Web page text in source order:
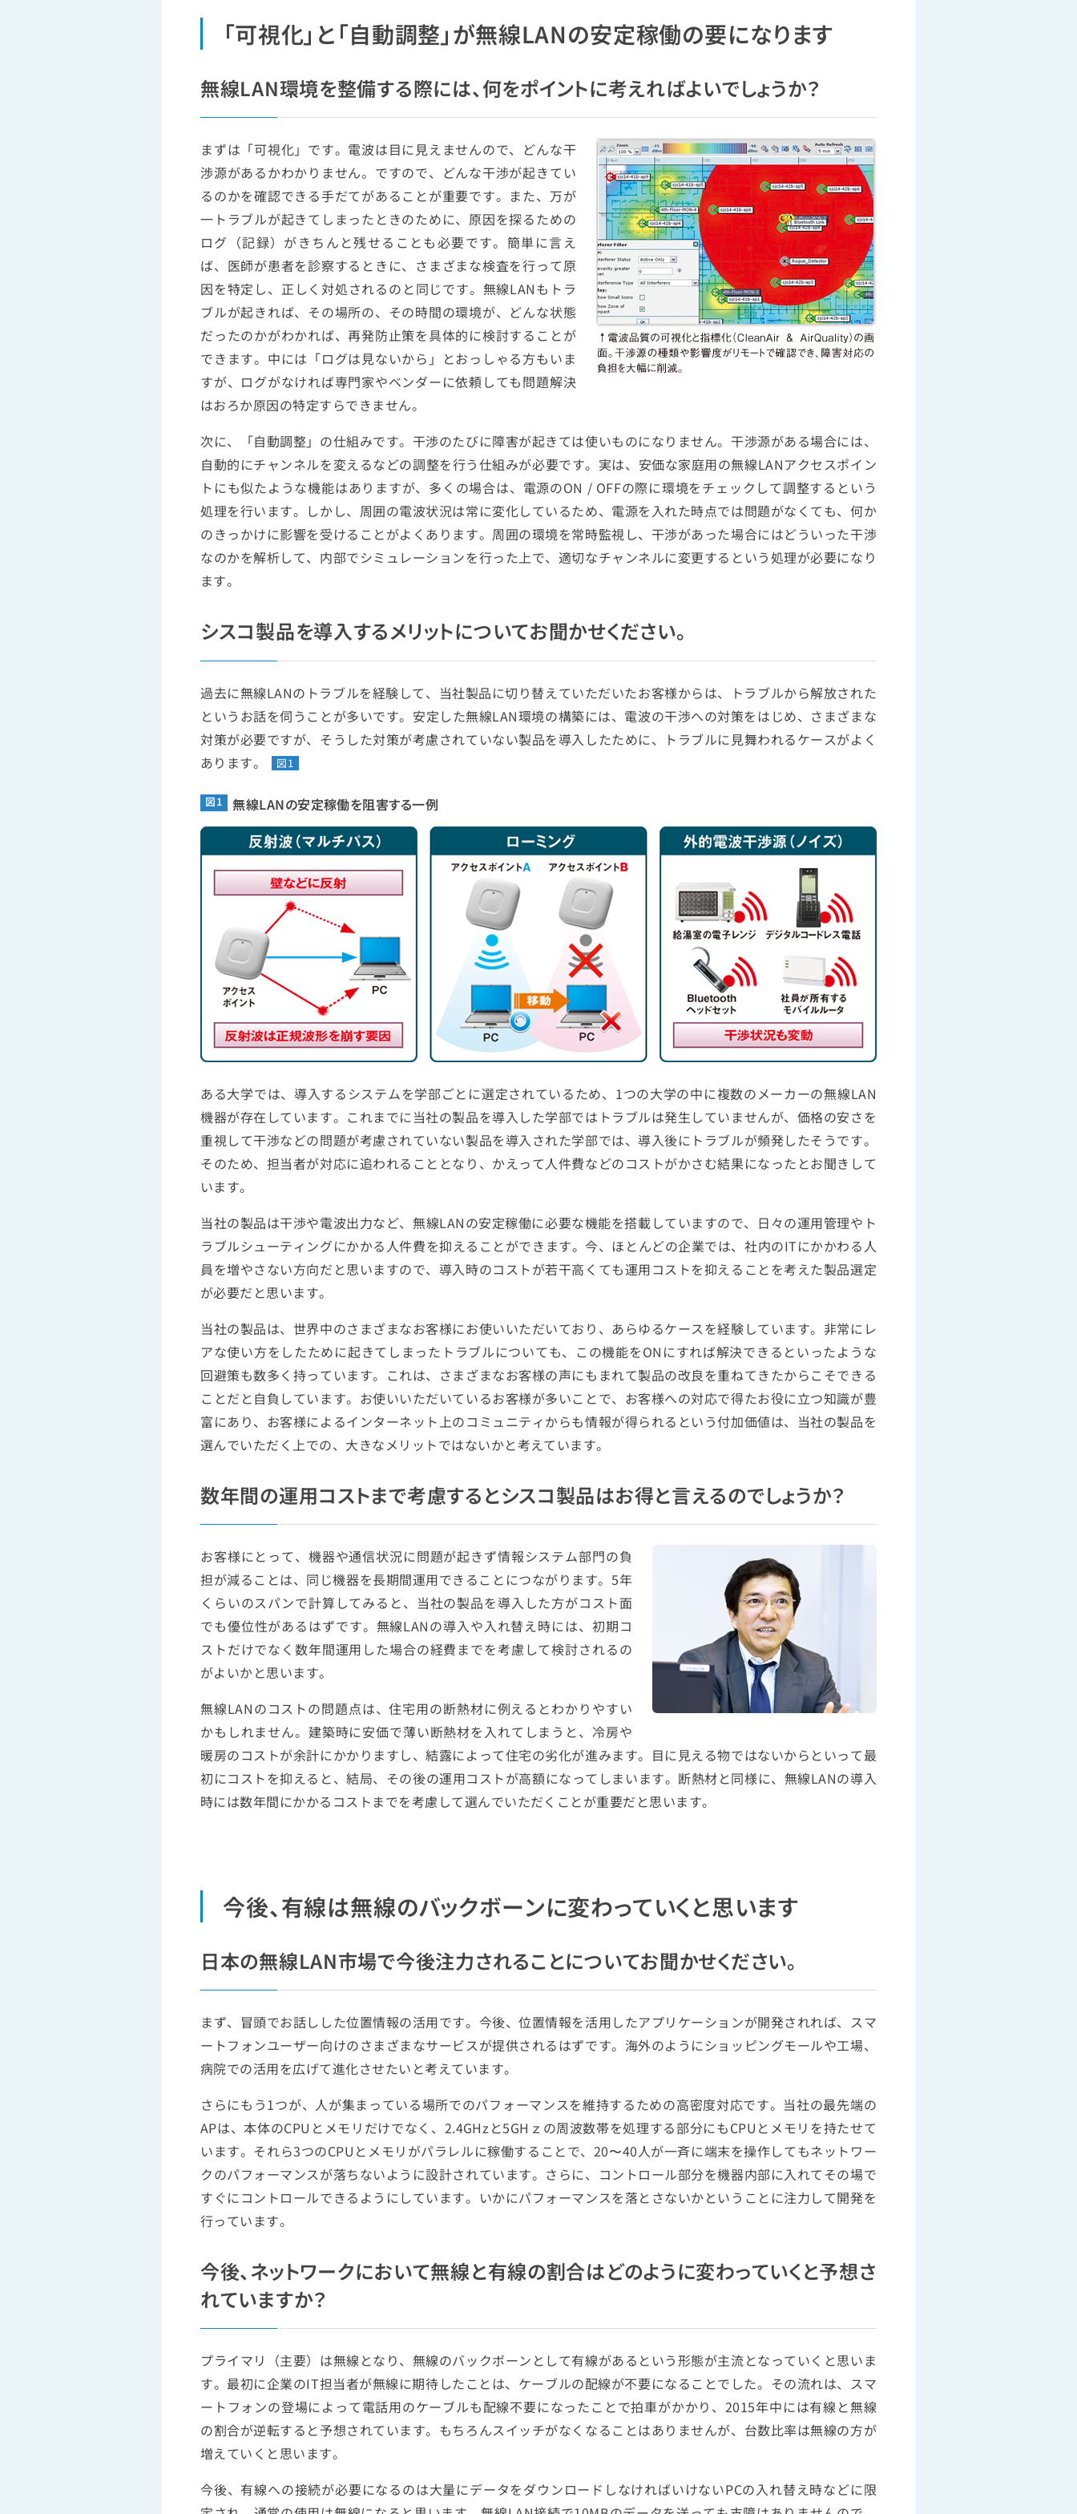
「可視化」と「自動調整」が無線LANの安定稼働の要になります
無線LAN環境を整備する際には、何をポイントに考えればよいでしょうか？
まずは「可視化」です。電波は目に見えませんので、どんな干
渉源があるかわかりません。ですので、どんな干渉が起きてい
るのかを確認できる手だてがあることが重要です。また、万が
一トラブルが起きてしまったときのために、原因を探るための
ログ（記録）がきちんと残せることも必要です。簡単に言え
ば、医師が患者を診察するときに、さまざまな検査を行って原
因を特定し、正しく対処されるのと同じです。無線LANもトラ
ブルが起きれば、その場所の、その時間の環境が、どんな状態
だったのかがわかれば、再発防止策を具体的に検討することが
できます。中には「ログは見ないから」とおっしゃる方もいま
すが、ログがなければ専門家やベンダーに依頼しても問題解決
はおろか原因の特定すらできません。
次に、「自動調整」の仕組みです。干渉のたびに障害が起きては使いものになりません。干渉源がある場合には、
自動的にチャンネルを変えるなどの調整を行う仕組みが必要です。実は、安価な家庭用の無線LANアクセスポイン
トにも似たような機能はありますが、多くの場合は、電源のON / OFFの際に環境をチェックして調整するという
処理を行います。しかし、周囲の電波状況は常に変化しているため、電源を入れた時点では問題がなくても、何か
のきっかけに影響を受けることがよくあります。周囲の環境を常時監視し、干渉があった場合にはどういった干渉
なのかを解析して、内部でシミュレーションを行った上で、適切なチャンネルに変更するという処理が必要になり
ます。
シスコ製品を導入するメリットについてお聞かせください。
過去に無線LANのトラブルを経験して、当社製品に切り替えていただいたお客様からは、トラブルから解放された
というお話を伺うことが多いです。安定した無線LAN環境の構築には、電波の干渉への対策をはじめ、さまざまな
対策が必要ですが、そうした対策が考慮されていない製品を導入したために、トラブルに見舞われるケースがよく
あります。
図1
図1 無線LANの安定稼働を阻害する一例
ある大学では、導入するシステムを学部ごとに選定されているため、1つの大学の中に複数のメーカーの無線LAN
機器が存在しています。これまでに当社の製品を導入した学部ではトラブルは発生していませんが、価格の安さを
重視して干渉などの問題が考慮されていない製品を導入された学部では、導入後にトラブルが頻発したそうです。
そのため、担当者が対応に追われることとなり、かえって人件費などのコストがかさむ結果になったとお聞きして
います。
当社の製品は干渉や電波出力など、無線LANの安定稼働に必要な機能を搭載していますので、日々の運用管理やト
ラブルシューティングにかかる人件費を抑えることができます。今、ほとんどの企業では、社内のITにかかわる人
員を増やさない方向だと思いますので、導入時のコストが若干高くても運用コストを抑えることを考えた製品選定
が必要だと思います。
当社の製品は、世界中のさまざまなお客様にお使いいただいており、あらゆるケースを経験しています。非常にレ
アな使い方をしたために起きてしまったトラブルについても、この機能をONにすれば解決できるといったような
回避策も数多く持っています。これは、さまざまなお客様の声にもまれて製品の改良を重ねてきたからこそできる
ことだと自負しています。お使いいただいているお客様が多いことで、お客様への対応で得たお役に立つ知識が豊
富にあり、お客様によるインターネット上のコミュニティからも情報が得られるという付加価値は、当社の製品を
選んでいただく上での、大きなメリットではないかと考えています。
数年間の運用コストまで考慮するとシスコ製品はお得と言えるのでしょうか？
お客様にとって、機器や通信状況に問題が起きず情報システム部門の負
担が減ることは、同じ機器を長期間運用できることにつながります。5年
くらいのスパンで計算してみると、当社の製品を導入した方がコスト面
でも優位性があるはずです。無線LANの導入や入れ替え時には、初期コ
ストだけでなく数年間運用した場合の経費までを考慮して検討されるの
がよいかと思います。
無線LANのコストの問題点は、住宅用の断熱材に例えるとわかりやすい
かもしれません。建築時に安価で薄い断熱材を入れてしまうと、冷房や
暖房のコストが余計にかかりますし、結露によって住宅の劣化が進みます。目に見える物ではないからといって最
初にコストを抑えると、結局、その後の運用コストが高額になってしまいます。断熱材と同様に、無線LANの導入
時には数年間にかかるコストまでを考慮して選んでいただくことが重要だと思います。
今後、有線は無線のバックボーンに変わっていくと思います
日本の無線LAN市場で今後注力されることについてお聞かせください。
まず、冒頭でお話しした位置情報の活用です。今後、位置情報を活用したアプリケーションが開発されれば、スマ
ートフォンユーザー向けのさまざまなサービスが提供されるはずです。海外のようにショッピングモールや工場、
病院での活用を広げて進化させたいと考えています。
さらにもう1つが、人が集まっている場所でのパフォーマンスを維持するための高密度対応です。当社の最先端の
APは、本体のCPUとメモリだけでなく、2.4GHzと5GHｚの周波数帯を処理する部分にもCPUとメモリを持たせて
います。それら3つのCPUとメモリがパラレルに稼働することで、20〜40人が一斉に端末を操作してもネットワー
クのパフォーマンスが落ちないように設計されています。さらに、コントロール部分を機器内部に入れてその場で
すぐにコントロールできるようにしています。いかにパフォーマンスを落とさないかということに注力して開発を
行っています。
今後、ネットワークにおいて無線と有線の割合はどのように変わっていくと予想さ
れていますか？
プライマリ（主要）は無線となり、無線のバックボーンとして有線があるという形態が主流となっていくと思いま
す。最初に企業のIT担当者が無線に期待したことは、ケーブルの配線が不要になることでした。その流れは、スマ
ートフォンの登場によって電話用のケーブルも配線不要になったことで拍車がかかり、2015年中には有線と無線
の割合が逆転すると予想されています。もちろんスイッチがなくなることはありませんが、台数比率は無線の方が
増えていくと思います。
今後、有線への接続が必要になるのは大量にデータをダウンロードしなければいけないPCの入れ替え時などに限